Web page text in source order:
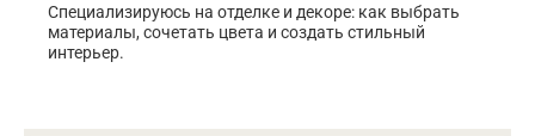
Специализируюсь на отделке и декоре: как выбрать
материалы, сочетать цвета и создать стильный
интерьер.